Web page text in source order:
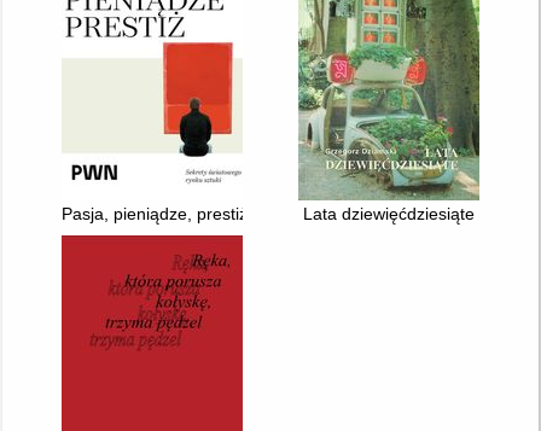
Pasja, pieniądze, prestiż : sekrety światowego rynku sztuki
Lata dziewięćdziesiąte